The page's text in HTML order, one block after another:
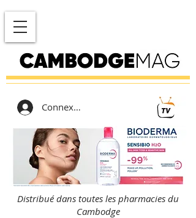
Connexion
Distribué dans toutes les pharmacies du
Cambodge